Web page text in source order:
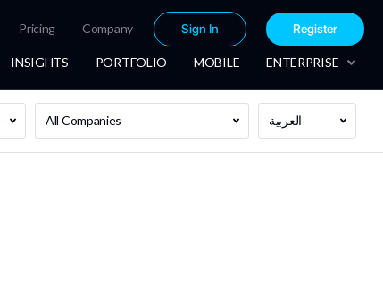
Pricing Company Sign In Register
INSIGHTS PORTFOLIO MOBILE ENTERPRISE
All Companies العربية